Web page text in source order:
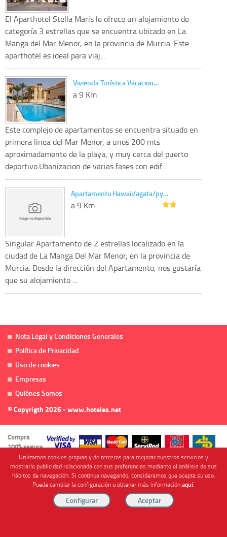
El Aparthotel Stella Maris le ofrece un alojamiento de
categoría 3 estrellas que se encuentra ubicado en La
Manga del Mar Menor, en la provincia de Murcia. Este
aparthotel es ideal para viaj...
Vivienda Turística Vacacion…
a 9 Km
Este complejo de apartamentos se encuentra situado en
primera linea del Mar Menor, a unos 200 mts
aproximadamente de la playa, y muy cerca del puerto
deportivo.Ubanizacion de varias fases con edif...
Apartamento Hawaii/agata/py…
a 9 Km
Singular Apartamento de 2 estrellas localizado en la
ciudad de La Manga Del Mar Menor, en la provincia de
Murcia. Desde la dirección del Apartamento, nos gustaría
que su alojamiento ...
Nota Legal y Condiciones Generales
Política de Privacidad
Uso de cookies
Empresas
Quiénes Somos
© Copyrigth 2026 - www.hoteles.net
Compra
100% segura
Cofinanciado por
Utilizamos cookies propias y de terceros para mejorar nuestros servicios y
mostrarle publicidad relacionada con sus preferencias mediante el análisis de sus
hábitos de navegación. Si continua navegando, consideramos que acepta su uso.
Puede cambiar la configuración u obtener más informaciónaquí.